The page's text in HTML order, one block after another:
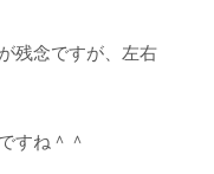
残念ですが、左右
すね＾＾